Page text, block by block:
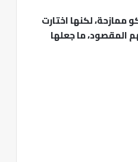
ممازحة، لكنها اختارت
المقصود، ما جعلها